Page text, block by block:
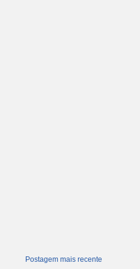
Postagem mais recente